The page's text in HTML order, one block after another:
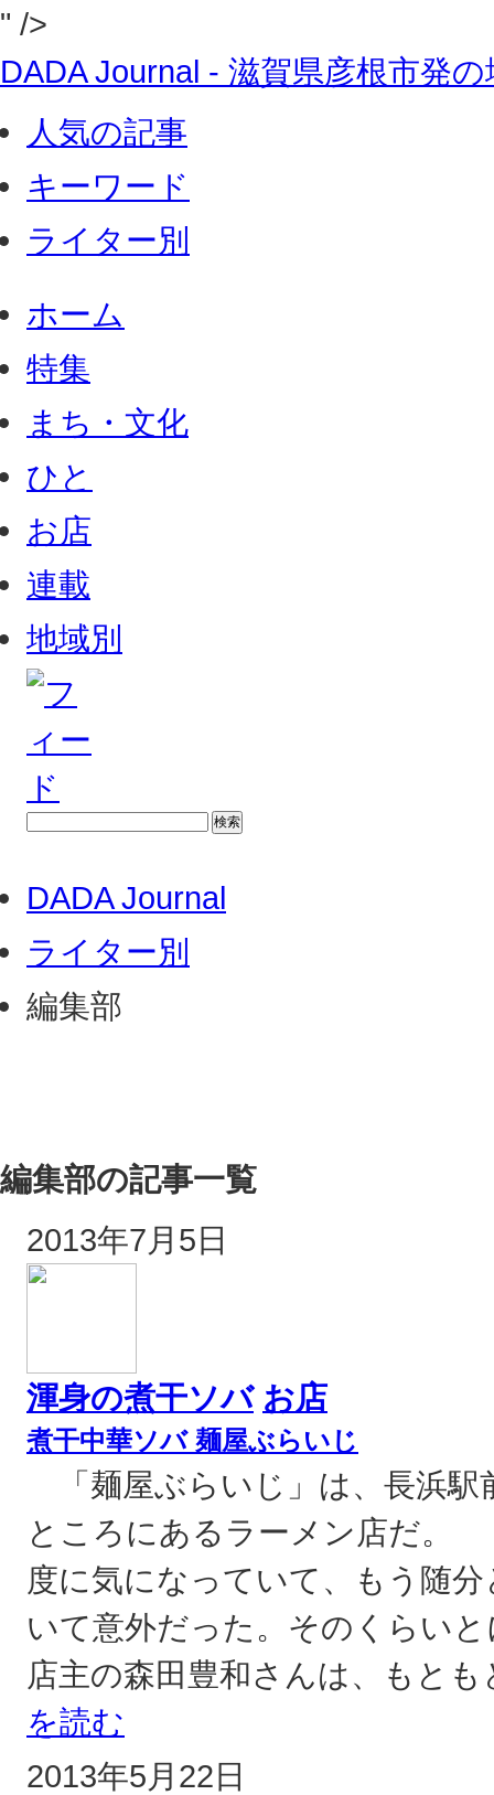
" />
DADA Journal - 滋賀県彦根市発
人気の記事
キーワード
ライター別
ホーム
特集
まち・文化
ひと
お店
連載
地域別
DADA Journal
ライター別
編集部
編集部の記事一覧
2013年7月5日
渾身の煮干ソバ お店
煮干中華ソバ 麺屋ぶらいじ
「麺屋ぶらいじ」は、長浜駅
ところにあるラーメン店だ。
度に気になっていて、もう随
いて意外だった。そのくらい
店主の森田豊和さんは、もと
を読む
2013年5月22日